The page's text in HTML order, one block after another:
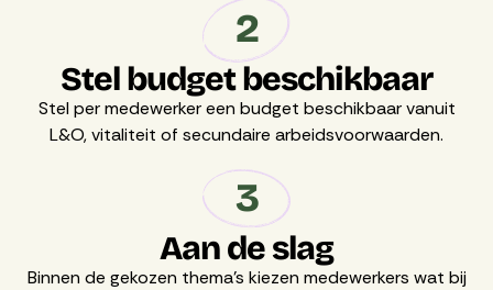
2
Stel budget beschikbaar
Stel per medewerker een budget beschikbaar vanuit
L&O, vitaliteit of secundaire arbeidsvoorwaarden.
3
Aan de slag
Binnen de gekozen thema’s kiezen medewerkers wat bij